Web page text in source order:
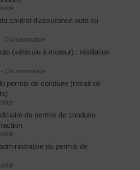
contrat d'assurance auto ou
Consommation
(véhicule à moteur) : résiliation
Consommation
permis de conduire (retrait de
du permis de conduire
du permis de